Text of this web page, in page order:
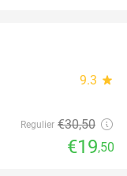
9.3 star
Regulier €30,50
€19,50